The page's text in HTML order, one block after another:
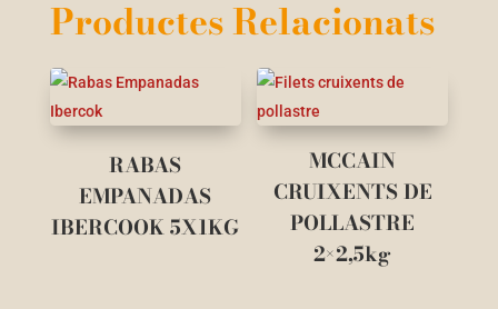
Productes Relacionats
RABAS
EMPANADAS
IBERCOOK 5X1KG
MCCAIN
CRUIXENTS DE
POLLASTRE
2×2,5kg